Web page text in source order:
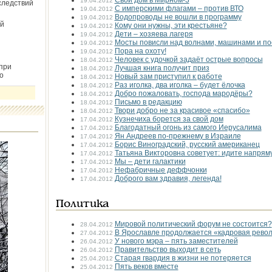
19.04.2012 С имперскими флагами – против ВТО
19.04.2012 Водопроводы не вошли в программу
19.04.2012 Кому они нужны, эти крестьяне?
19.04.2012 Дети – хозяева лагеря
19.04.2012 Мосты повисли над волнами, машинами и
19.04.2012 Пора на охоту!
18.04.2012 Человек с удочкой задаёт острые вопросы
18.04.2012 Лучшая книга получит приз
18.04.2012 Новый зам приступил к работе
18.04.2012 Раз иголка, два иголка – будет ёлочка
18.04.2012 Добро пожаловать, господа мародёры?
18.04.2012 Письмо в редакцию
18.04.2012 Твори добро не за красивое «спасибо»
17.04.2012 Кузнечиха борется за свой дом
17.04.2012 Благодатный огонь из самого Иерусалима
17.04.2012 Ян Андреев по-прежнему в Израиле
17.04.2012 Борис Виноградский, русский американец
17.04.2012 Татьяна Викторовна советует: идите
17.04.2012 Мы – дети галактики
17.04.2012 Нефабричные деффчонки
17.04.2012 Доброго вам здравия, легенда!
Политика
28.04.2012 Мировой политический форум не состоится?
27.04.2012 В Ярославле продолжается «кадровая
26.04.2012 У нового мэра – пять заместителей
26.04.2012 Правительство выходит в сеть
25.04.2012 Старая гвардия в жизни не потеряется
25.04.2012 Пять веков вместе